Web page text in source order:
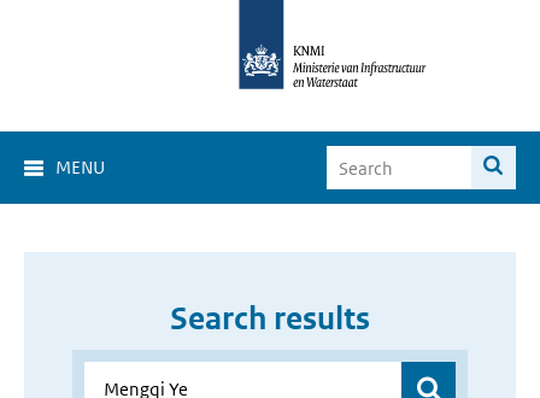
MENU
Search results